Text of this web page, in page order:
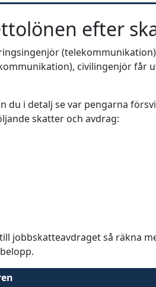
efter
civilingenjör får
du i detalj se var pengarna
skatter och avdrag:
jobbskatteavdraget så räkna